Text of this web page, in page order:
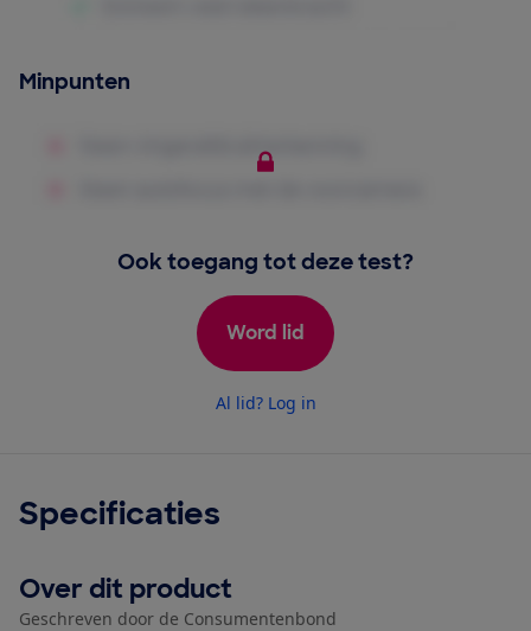
Minpunten
Ook toegang tot deze test?
Word lid
Al lid? Log in
Specificaties
Over dit product
Geschreven door de Consumentenbond